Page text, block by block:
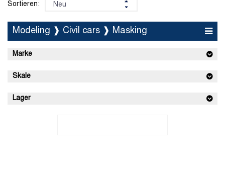
Sortieren:
Modeling ❱ Civil cars ❱ Masking
Marke
Skale
Lager